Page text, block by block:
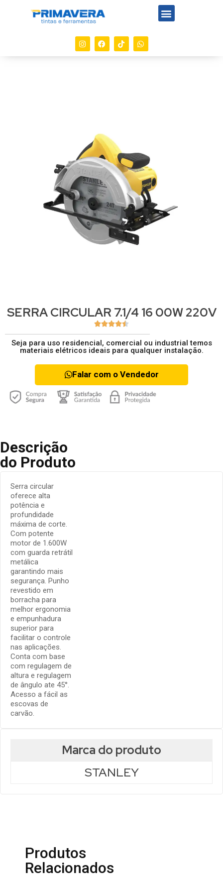
SERRA CIRCULAR 7.1/4 16 00W 220V

Seja para uso residencial, comercial ou industrial temos
materiais elétricos ideais para qualquer instalação.
Falar com o Vendedor
Descrição
do Produto
Serra circular
oferece alta
potência e
profundidade
máxima de corte.
Com potente
motor de 1.600W
com guarda retrátil
metálica
garantindo mais
segurança. Punho
revestido em
borracha para
melhor ergonomia
e empunhadura
superior para
facilitar o controle
nas aplicações.
Conta com base
com regulagem de
altura e regulagem
de ângulo ate 45°.
Acesso a fácil as
escovas de
carvão.
Marca do produto
STANLEY
Produtos
Relacionados